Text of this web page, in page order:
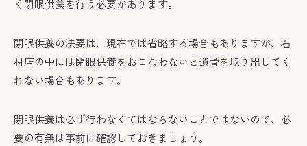
く閉眼供養を行う必要があります。
閉眼供養の法要は、現在では省略する場合もありますが、石
材店の中には閉眼供養をおこなわないと遺骨を取り出してく
れない場合もあります。
閉眼供養は必ず行わなくてはならないことではないので、必
要の有無は事前に確認しておきましょう。